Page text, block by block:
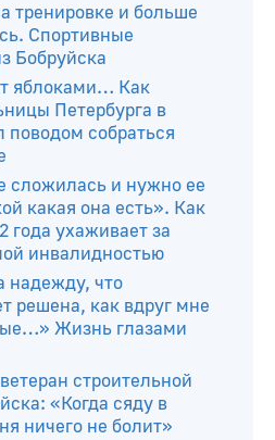
тренировке и больше
Спортивные
Бобруйска
яблоками… Как
Петербурга в
поводом собраться
сложилась и нужно ее
какая она есть». Как
года ухаживает за
инвалидностью
надежду, что
решена, как вдруг мне
Жизнь глазами
строительной
«Когда сяду в
ничего не болит»